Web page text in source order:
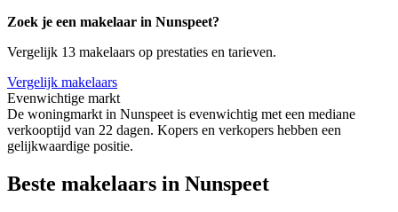
Zoek je een makelaar in Nunspeet?
Vergelijk 13 makelaars op prestaties en tarieven.
Vergelijk makelaars
Evenwichtige markt
De woningmarkt in Nunspeet is evenwichtig met een mediane
verkooptijd van 22 dagen. Kopers en verkopers hebben een
gelijkwaardige positie.
Beste makelaars in Nunspeet